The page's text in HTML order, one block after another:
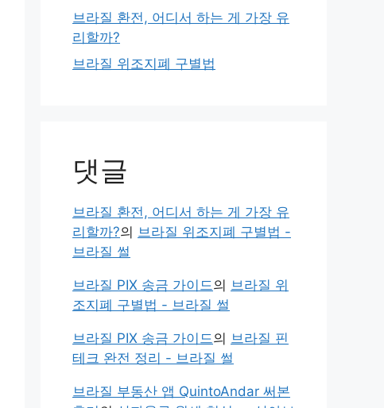
브라질 환전, 어디서 하는 게 가장 유
리할까?
브라질 위조지폐 구별법
댓글
브라질 환전, 어디서 하는 게 가장 유
리할까?의 브라질 위조지폐 구별법 -
브라질 썰
브라질 PIX 송금 가이드의 브라질 위
조지폐 구별법 - 브라질 썰
브라질 PIX 송금 가이드의 브라질 핀
테크 완전 정리 - 브라질 썰
브라질 부동산 앱 QuintoAndar 써본